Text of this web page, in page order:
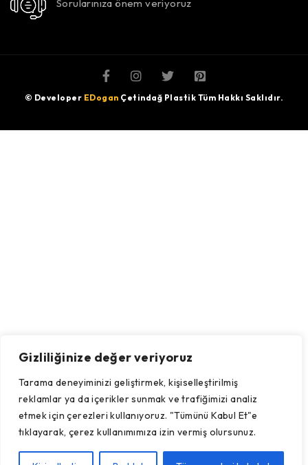
Gizliliğinize değer veriyoruz
Tarama deneyiminizi geliştirmek, kişiselleştirilmiş
reklamlar ya da içerikler sunmak ve trafiğimizi analiz
etmek için çerezleri kullanıyoruz. "Tümünü Kabul Et"e
tıklayarak, çerez kullanımımıza izin vermiş olursunuz.
Sorularınıza önem veriyoruz
© Developer EDogan Çetindağ Plastik Tüm Hakkı Saklıdır.